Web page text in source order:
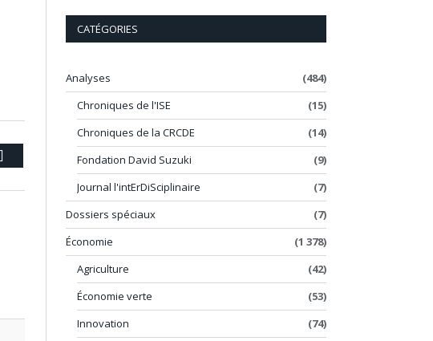
CATÉGORIES
Analyses
(484)
Chroniques de l'ISE
(15)
Chroniques de la CRCDE
(14)
Fondation David Suzuki
(9)
Journal l'intErDiSciplinaire
(7)
Dossiers spéciaux
(7)
Économie
(1 378)
Agriculture
(42)
Économie verte
(53)
Innovation
(74)